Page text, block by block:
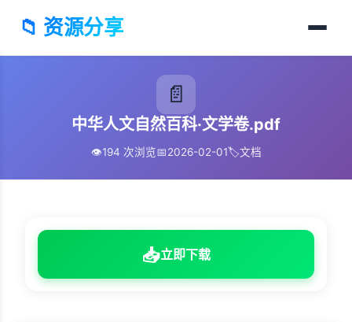
📁 资源分享
📄
中华人文自然百科·文学卷.pdf
👁️194 次浏览📅2026-02-01🏷️文档
📥立即下载